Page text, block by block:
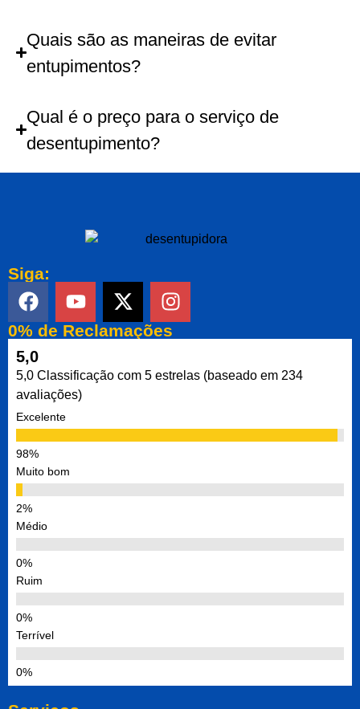
Quais são as maneiras de evitar
entupimentos?
Qual é o preço para o serviço de
desentupimento?
Siga:
0% de Reclamações
5,0
5,0 Classificação com 5 estrelas (baseado em 234
avaliações)
Excelente
Muito bom
Médio
Ruim
Terrível